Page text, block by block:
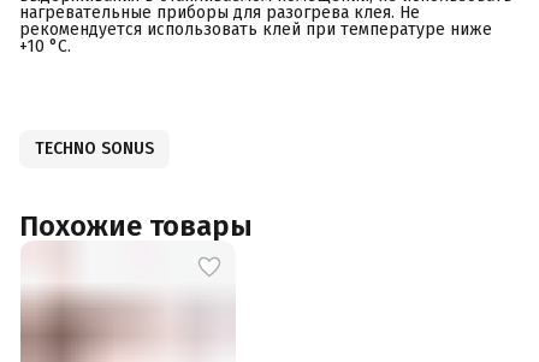
нагревательные приборы для разогрева клея. Не
рекомендуется использовать клей при температуре ниже
+10 °С.
TECHNO SONUS
Похожие товары